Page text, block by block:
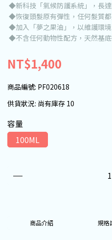
◆新科技「氣候防護系統」，長達
◆恢復頭髮原有彈性，任何髮質都
◆加入「夢之果油」，以維護環
◆不含任何動物性配方，天然基
NT$1,400
商品編號: PF020618
供貨狀況: 尚有庫存 10
容量
100ML
商品介紹 規格